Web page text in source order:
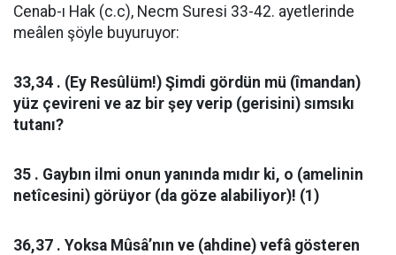
Cenab-ı Hak (c.c), Necm Suresi 33-42. ayetlerinde
meâlen şöyle buyuruyor:
33,34 . (Ey Resûlüm!) Şimdi gördün mü (îmandan)
yüz çevireni ve az bir şey verip (gerisini) sımsıkı
tutanı?
35 . Gaybın ilmi onun yanında mıdır ki, o (amelinin
netîcesini) görüyor (da göze alabiliyor)! (1)
36,37 . Yoksa Mûsâ’nın ve (ahdine) vefâ gösteren